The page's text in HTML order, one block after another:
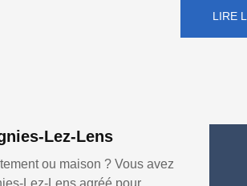
LIRE
Lez-Lens
ou maison ? Vous avez
Lez-Lens agréé pour